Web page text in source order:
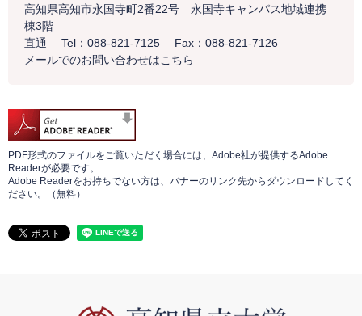
高知県高知市永国寺町2番22号 永国寺キャンパス地域連携
棟3階
直通
Tel：088-821-7125
Fax：088-821-7126
メールでのお問い合わせはこちら
PDF形式のファイルをご覧いただく場合には、Adobe社が提供するAdobe
Readerが必要です。
Adobe Readerをお持ちでない方は、バナーのリンク先からダウンロードしてく
ださい。（無料）